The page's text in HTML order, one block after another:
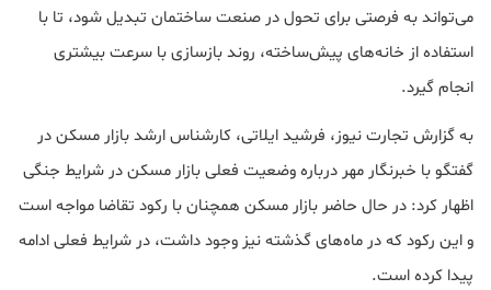
می‌تواند به فرصتی برای تحول در صنعت ساختمان تبدیل شود، تا با
استفاده از خانه‌های پیش‌ساخته، روند بازسازی با سرعت بیشتری
انجام گیرد.
به گزارش تجارت نیوز، فرشید ایلاتی، کارشناس ارشد بازار مسکن در
گفتگو با خبرنگار مهر درباره وضعیت فعلی بازار مسکن در شرایط جنگی
اظهار کرد: در حال حاضر بازار مسکن همچنان با رکود تقاضا مواجه است
و این رکود که در ماه‌های گذشته نیز وجود داشت، در شرایط فعلی ادامه
پیدا کرده است.